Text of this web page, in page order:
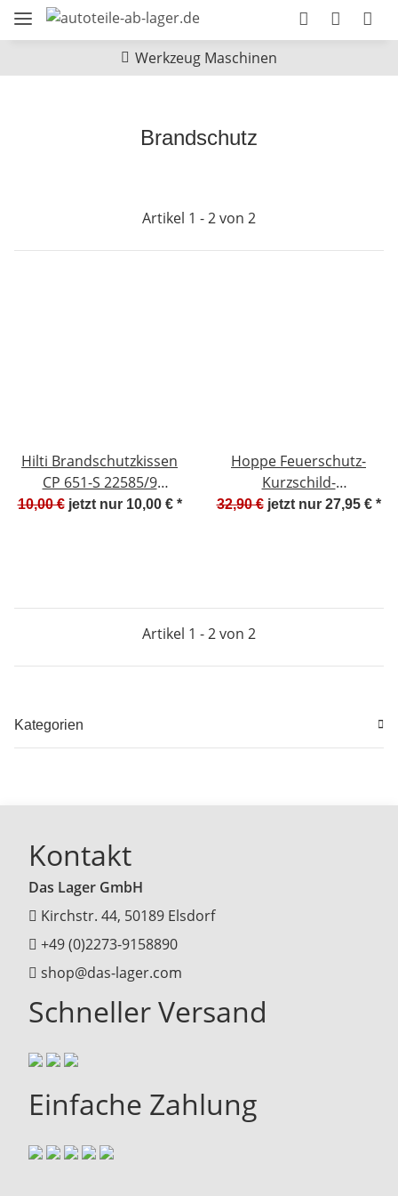
Werkzeug Maschinen
Brandschutz
Artikel 1 - 2 von 2
Hilti Brandschutzkissen
CP 651-S 22585/9
Lagerspuren #W1196-
10,00 € jetzt nur 10,00 € *
Hoppe Feuerschutz-
Kurzschild-
Wechselgarnitur F9005M
32,90 € jetzt nur 27,95 € *
Artikel 1 - 2 von 2
Kategorien
Kontakt
Das Lager GmbH
Kirchstr. 44, 50189 Elsdorf
+49 (0)2273-9158890
shop@das-lager.com
Schneller Versand
Einfache Zahlung